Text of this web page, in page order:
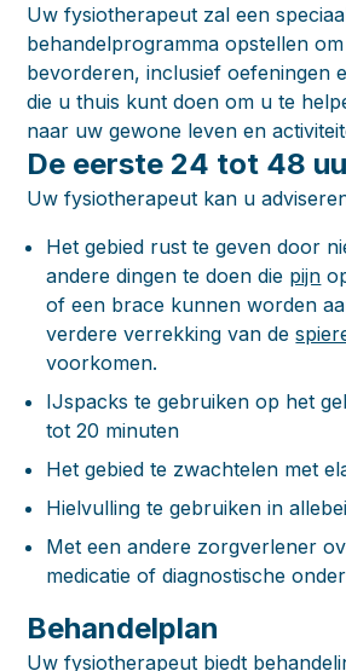
Uw fysiotherapeut zal een
behandelprogramma opstellen
bevorderen, inclusief oefeningen
die u thuis kunt doen om u te
naar uw gewone leven en
De eerste 24 tot 48
Uw fysiotherapeut kan u
Het gebied rust te geven door
andere dingen te doen die pijn
of een brace kunnen worden
verdere verrekking van de
voorkomen.
IJspacks te gebruiken op het
tot 20 minuten
Het gebied te zwachtelen met
Hielvulling te gebruiken in
Met een andere zorgverlener
medicatie of diagnostische
Behandelplan
Uw fysiotherapeut biedt